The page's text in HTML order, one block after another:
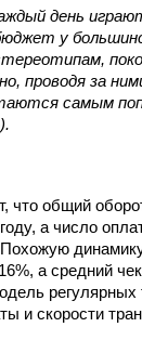
день
у
проводя за
самым
общий
а число
а средний
и скорости